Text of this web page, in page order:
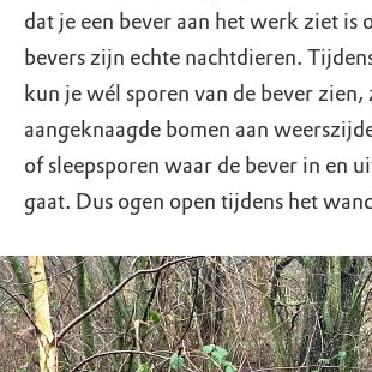
dat je een bever aan het werk ziet is
bevers zijn echte nachtdieren.
kun je wél sporen van de bever zien,
aangeknaagde bomen aan
of sleepsporen waar de bever in en
gaat. Dus ogen open tijdens het